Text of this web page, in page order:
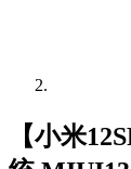
【小米